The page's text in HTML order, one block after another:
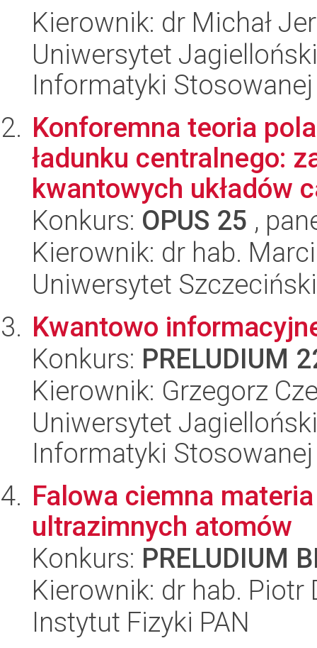
Kierownik: dr Michał
Uniwersytet
Informatyki Stosowanej
Konforemna teoria
ładunku centralnego:
kwantowych układów
Konkurs: OPUS 25 ,
Kierownik: dr hab.
Uniwersytet
Kwantowo
Konkurs: PRELUDIUM
Kierownik: Grzegorz
Uniwersytet
Informatyki Stosowanej
Falowa ciemna
ultrazimnych atomów
Konkurs: PRELUDIUM
Kierownik: dr hab. Piotr
Instytut Fizyki PAN